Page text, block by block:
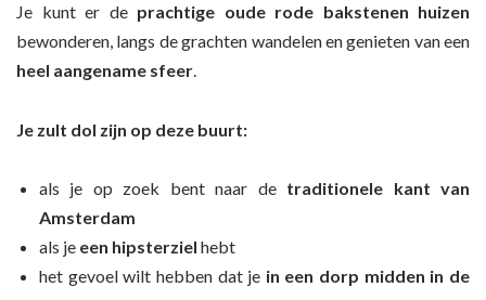
Je kunt er de prachtige oude rode bakstenen huizen
bewonderen, langs de grachten wandelen en genieten van een
heel aangename sfeer.
Je zult dol zijn op deze buurt:
als je op zoek bent naar de traditionele kant van
Amsterdam
als je een hipsterziel hebt
het gevoel wilt hebben dat je in een dorp midden in de